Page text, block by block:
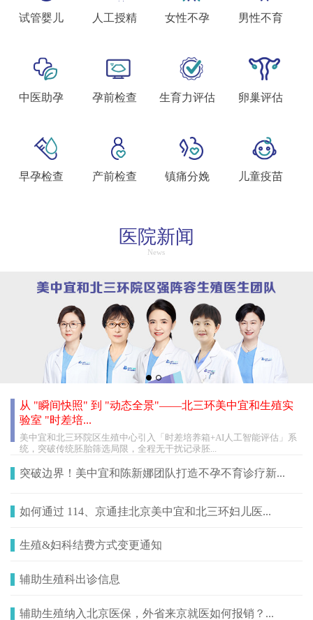
试管婴儿 人工授精 女性不孕 男性不育
中医助孕 孕前检查 生育力评估 卵巢评估
早孕检查 产前检查 镇痛分娩 儿童疫苗
医院新闻
News
从 "瞬间快照" 到 "动态全景"——北三环美中宜和生殖实
验室 "时差培...
美中宜和北三环院区生殖中心引入「时差培养箱+AI人工智能评估」系
统，突破传统胚胎筛选局限，全程无干扰记录胚...
突破边界！美中宜和陈新娜团队打造不孕不育诊疗新...
如何通过 114、京通挂北京美中宜和北三环妇儿医...
生殖&妇科结费方式变更通知
辅助生殖科出诊信息
辅助生殖纳入北京医保，外省来京就医如何报销？...